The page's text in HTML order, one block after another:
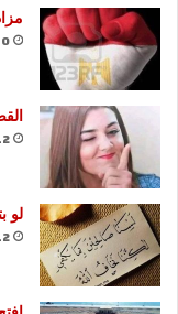
10
12
لو
12